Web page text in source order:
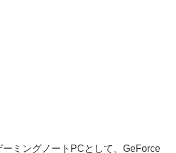
ミングノートPCとして、GeForce